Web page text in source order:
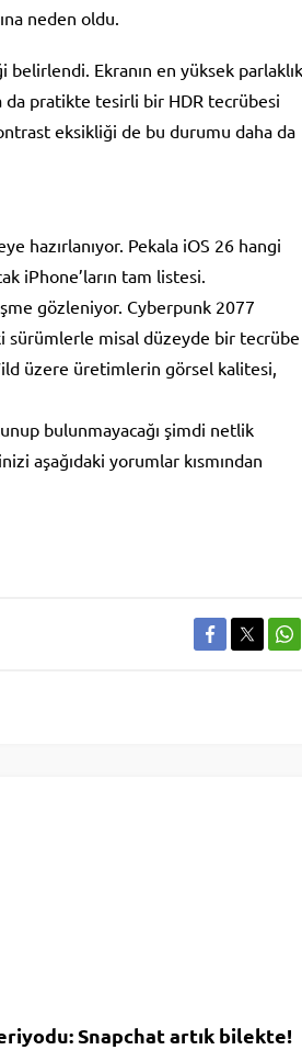
neden oldu.
belirlendi. Ekranın en yüksek parlaklık
da pratikte tesirli bir HDR tecrübesi
eksikliği de bu durumu daha da
hazırlanıyor. Pekala iOS 26 hangi
iPhone’ların tam listesi.
gözleniyor. Cyberpunk 2077
sürümlerle misal düzeyde bir tecrübe
üzere üretimlerin görsel kalitesi,
bulunmayacağı şimdi netlik
aşağıdaki yorumlar kısmından
Snapchat artık bilekte!